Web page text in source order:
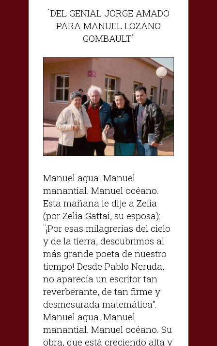
¨DEL GENIAL JORGE AMADO
PARA MANUEL LOZANO
GOMBAULT¨
Manuel agua. Manuel
manantial. Manuel océano.
Esta mañana le dije a Zelia
(por Zelia Gattai, su esposa):
¨¡Por esas milagrerías del cielo
y de la tierra, descubrimos al
más grande poeta de nuestro
tiempo! Desde Pablo Neruda,
no aparecía un escritor tan
reverberante, de tan firme y
desmesurada matemática".
Manuel agua. Manuel
manantial. Manuel océano. Su
obra, que está creciendo alta y